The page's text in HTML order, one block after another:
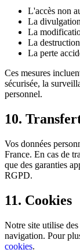
L'accès non
La
La
La destruction
La perte
Ces mesures
sécurisée, la
personnel.
10.
Vos données
France. En cas de
que des garanties
RGPD.
11. Cookies
Notre site utilise
navigation. Pour
cookies.